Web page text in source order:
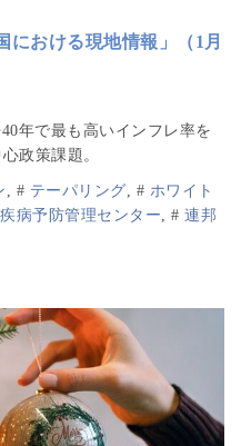
における現地情報」（1月
年で最も高いインフレ率を
政策課題。
, # テーパリング, # ホワイト
病予防管理センター, # 連邦